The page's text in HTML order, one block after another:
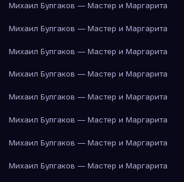
Михаил Булгаков — Мастер и Маргарита
Михаил Булгаков — Мастер и Маргарита
Михаил Булгаков — Мастер и Маргарита
Михаил Булгаков — Мастер и Маргарита
Михаил Булгаков — Мастер и Маргарита
Михаил Булгаков — Мастер и Маргарита
Михаил Булгаков — Мастер и Маргарита
Михаил Булгаков — Мастер и Маргарита